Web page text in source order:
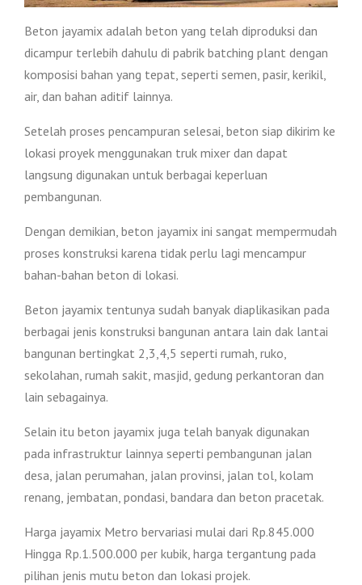
Beton jayamix adalah beton yang telah diproduksi dan
dicampur terlebih dahulu di pabrik batching plant dengan
komposisi bahan yang tepat, seperti semen, pasir, kerikil,
air, dan bahan aditif lainnya.
Setelah proses pencampuran selesai, beton siap dikirim ke
lokasi proyek menggunakan truk mixer dan dapat
langsung digunakan untuk berbagai keperluan
pembangunan.
Dengan demikian, beton jayamix ini sangat mempermudah
proses konstruksi karena tidak perlu lagi mencampur
bahan-bahan beton di lokasi.
Beton jayamix tentunya sudah banyak diaplikasikan pada
berbagai jenis konstruksi bangunan antara lain dak lantai
bangunan bertingkat 2,3,4,5 seperti rumah, ruko,
sekolahan, rumah sakit, masjid, gedung perkantoran dan
lain sebagainya.
Selain itu beton jayamix juga telah banyak digunakan
pada infrastruktur lainnya seperti pembangunan jalan
desa, jalan perumahan, jalan provinsi, jalan tol, kolam
renang, jembatan, pondasi, bandara dan beton pracetak.
Harga jayamix Metro bervariasi mulai dari Rp.845.000
Hingga Rp.1.500.000 per kubik, harga tergantung pada
pilihan jenis mutu beton dan lokasi projek.